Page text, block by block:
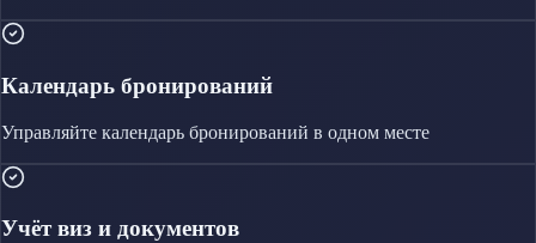
Календарь бронирований
Управляйте календарь бронирований в одном месте
Учёт виз и документов